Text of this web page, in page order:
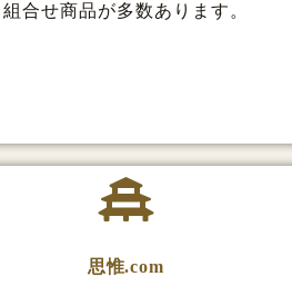
組合せ商品が多数あります。
思惟.com